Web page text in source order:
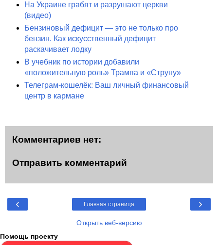
На Украине грабят и разрушают церкви
(видео)
Бензиновый дефицит — это не только про
бензин. Как искусственный дефицит
раскачивает лодку
В учебник по истории добавили
«положительную роль» Трампа и «Струну»
Телеграм-кошелёк: Ваш личный финансовый
центр в кармане
Комментариев нет:
Отправить комментарий
‹ ›
Главная страница
Открыть веб-версию
Помощь проекту